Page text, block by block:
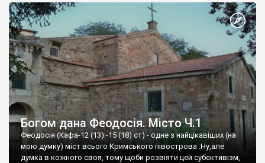
Богом дана Феодосія. Місто Ч.1
Феодосія (Кафа-12 (13) -15 (18) ст) - одне з найцікавіших (на
мою думку) міст всього Кримського півострова .Ну,але
думка в кожного своя, тому щоби розвіяти цей субєктивізм,